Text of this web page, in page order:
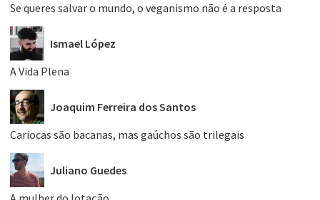
Se queres salvar o mundo, o veganismo não é a resposta
Ismael López
A Vida Plena
Joaquim Ferreira dos Santos
Cariocas são bacanas, mas gaúchos são trilegais
Juliano Guedes